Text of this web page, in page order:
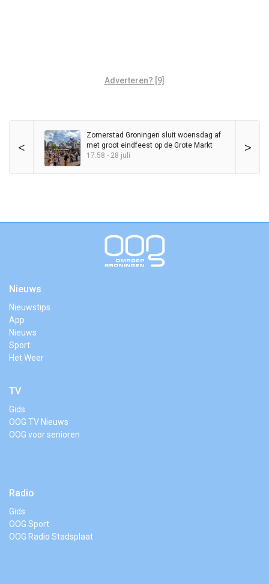
Adverteren? [9]
< >
Zomerstad Groningen sluit woensdag af
met groot eindfeest op de Grote Markt
17:58 - 28 juli
Nieuws
Nieuwstips
App
Nieuws
Sport
Het Weer
TV
Gids
OOG TV Nieuws
OOG voor senioren
Radio
Gids
OOG Sport
OOG Radio Stadsplaat